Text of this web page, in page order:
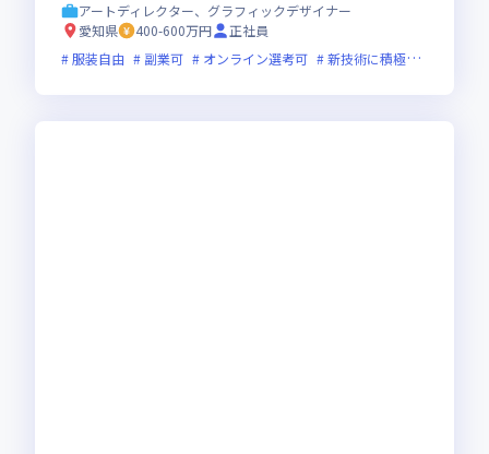
アートディレクター、グラフィックデザイナー
愛知県
400-600万円
正社員
服装自由
副業可 オンライン選考可 新技術に積極的